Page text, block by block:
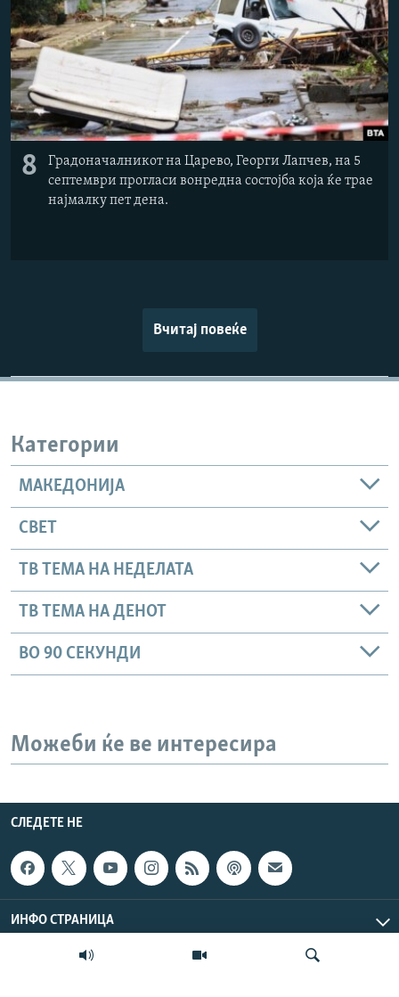
8
Градоначалникот на Царево, Георги Лапчев, на 5
септември прогласи вонредна состојба која ќе трае
најмалку пет дена.
Вчитај повеќе
Категории
МАКЕДОНИЈА
СВЕТ
ТВ ТЕМА НА НЕДЕЛАТА
ТВ ТЕМА НА ДЕНОТ
ВО 90 СЕКУНДИ
Можеби ќе ве интересира
СЛЕДЕТЕ НЕ
ИНФО СТРАНИЦА